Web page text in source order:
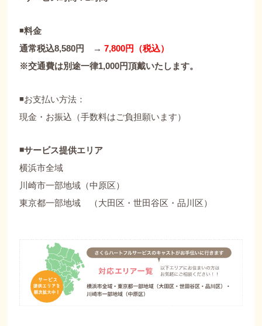
◾️料金
通常税込8,580円 → 7,800円（税込）
※交通費は別途一律1,000円頂戴いたします。
◾️お支払い方法：
現金・お振込（手数料はご負担願います）
◾️サービス提供エリア
横浜市全域
川崎市一部地域（中原区）
東京都一部地域 （大田区・世田谷区・品川区）